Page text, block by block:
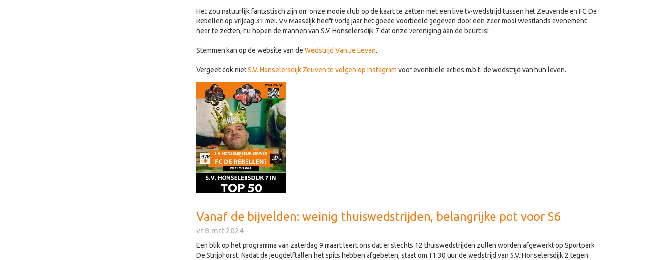
Het zou natuurlijk fantastisch zijn om onze mooie club op de kaart te zetten met een live tv-wedstrijd tussen het Zeuvende en FC De
Rebellen op vrijdag 31 mei. VV Maasdijk heeft vorig jaar het goede voorbeeld gegeven door een zeer mooi Westlands evenement
neer te zetten, nu hopen de mannen van S.V. Honselersdijk 7 dat onze vereniging aan de beurt is!
Stemmen kan op de website van de Wedstrijd Van Je Leven.
Vergeet ook nietS.V. Honselersdijk Zeuven te volgen op Instagram voor eventuele acties m.b.t. de wedstrijd van hun leven.
Vanaf de bijvelden: weinig thuiswedstrijden, belangrijke pot voor S6
vr 8 mrt 2024
Een blik op het programma van zaterdag 9 maart leert ons dat er slechts 12 thuiswedstrijden zullen worden afgewerkt op Sportpark
De Strijphorst. Nadat de jeugdelftallen het spits hebben afgebeten, staat om 11:30 uur de wedstrijd van S.V. Honselersdijk 2 tegen